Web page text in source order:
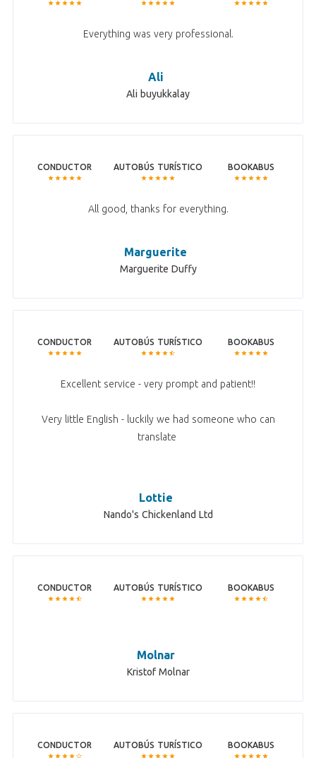
Everything was very professional.
Ali
Ali buyukkalay
CONDUCTOR AUTOBÚS TURÍSTICO BOOKABUS
All good, thanks for everything.
Marguerite
Marguerite Duffy
CONDUCTOR AUTOBÚS TURÍSTICO BOOKABUS
Excellent service - very prompt and patient!!
Very little English - luckily we had someone who can
translate
Lottie
Nando's Chickenland Ltd
CONDUCTOR AUTOBÚS TURÍSTICO BOOKABUS
Molnar
Kristof Molnar
CONDUCTOR AUTOBÚS TURÍSTICO BOOKABUS